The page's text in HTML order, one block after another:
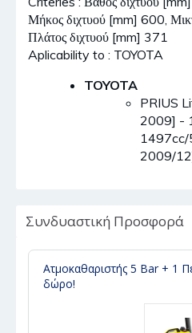
Μήκος διχτυού [mm] 600,
Πλάτος διχτυού [mm] 371
Aplicability to : TOYOTA
TOYOTA
PRIUS
2009] -
2009/
Συνδυαστική Προσφορά
Ατμοκαθαριστής 5 Bar + 1
δώρο!